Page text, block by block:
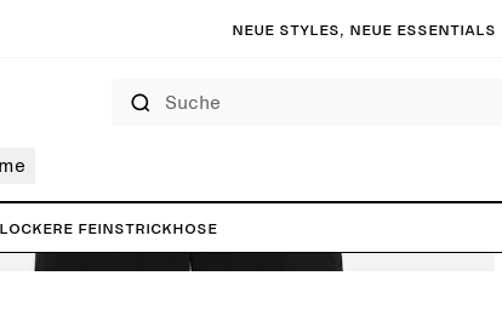
Neue Styles, neue Essentials |
Lockere Feinstrickhose